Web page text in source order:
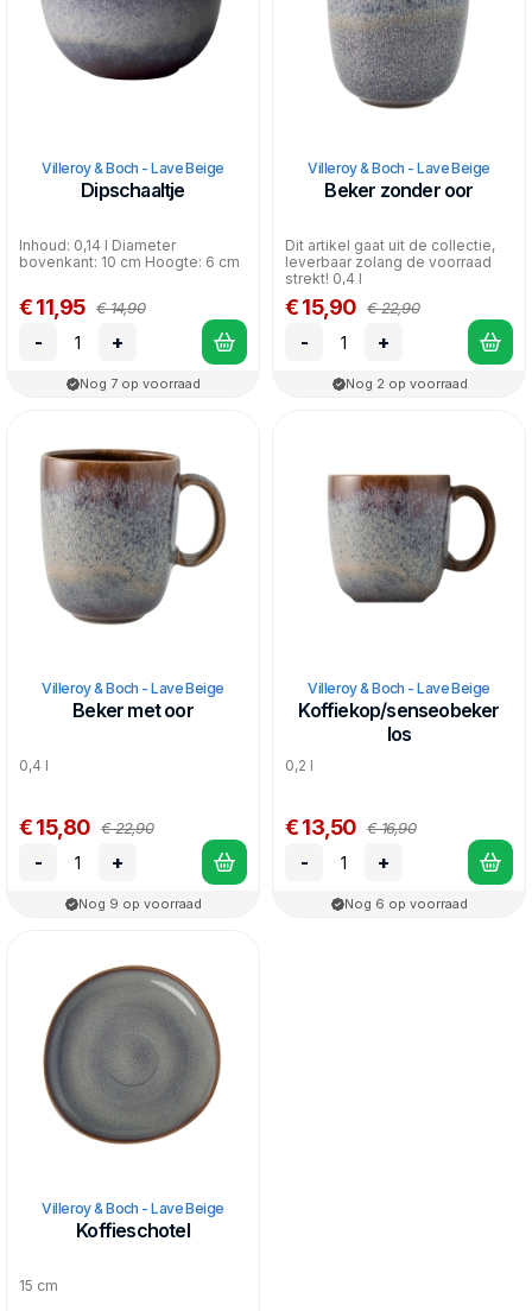
Villeroy & Boch - Lave Beige
Dipschaaltje
Inhoud: 0,14 l Diameter
bovenkant: 10 cm Hoogte: 6 cm
€ 11,95 € 14,90
- +
Nog 7 op voorraad
Villeroy & Boch - Lave Beige
Beker zonder oor
Dit artikel gaat uit de collectie,
leverbaar zolang de voorraad
strekt! 0,4 l
€ 15,90 € 22,90
- +
Nog 2 op voorraad
Villeroy & Boch - Lave Beige
Beker met oor
0,4 l
€ 15,80 € 22,90
- +
Nog 9 op voorraad
Villeroy & Boch - Lave Beige
Koffiekop/senseobeker
los
0,2 l
€ 13,50 € 16,90
- +
Nog 6 op voorraad
Villeroy & Boch - Lave Beige
Koffieschotel
15 cm